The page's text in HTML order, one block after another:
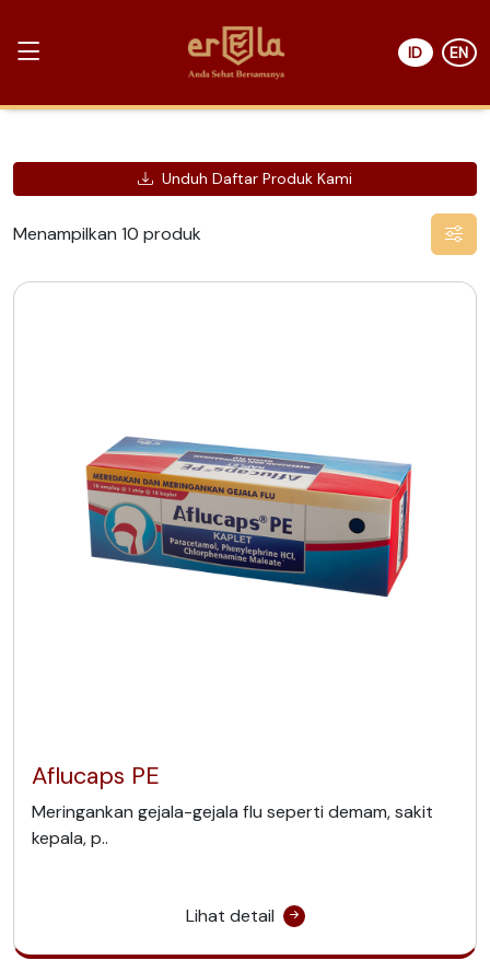
ID EN
Unduh Daftar Produk Kami
Menampilkan 10 produk
Aflucaps PE
Meringankan gejala-gejala flu seperti demam, sakit
kepala, p..
Lihat detail